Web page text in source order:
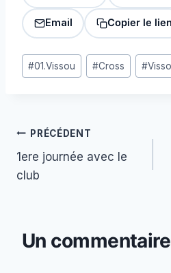
Email Copier le lien
Étiquettes
de
#01.Vissou #Cross #
Navigation
de
PRÉCÉDENT
1ere journée avec le
club
Un commentaire